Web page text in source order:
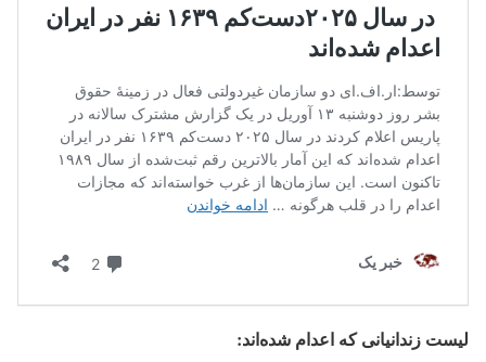
لیست زندانیانی که اعدام شده‌اند: